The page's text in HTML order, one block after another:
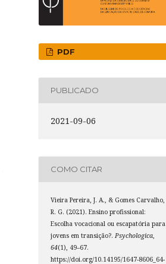
PDF
PUBLICADO
2021-09-06
COMO CITAR
Vieira Pereira, J. A., & Gomes Carvalho,
R. G. (2021). Ensino profissional:
Escolha vocacional ou escapatória para
jovens em transição?.Psychologica,
64(1), 49–67.
https://doi.org/10.14195/1647-8606_64-